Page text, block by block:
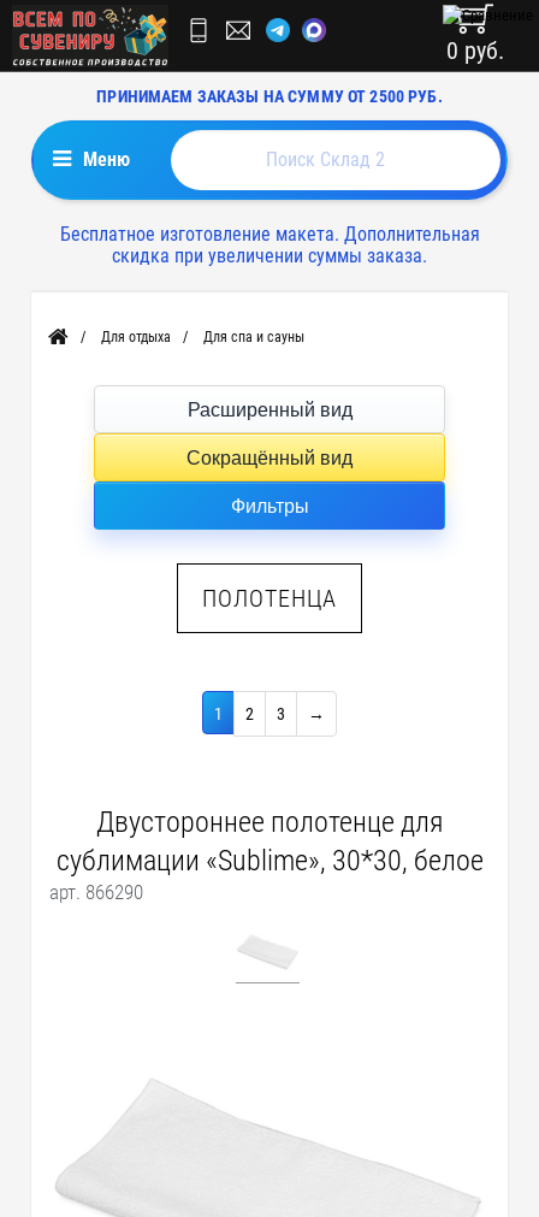
ПРИНИМАЕМ ЗАКАЗЫ НА СУММУ ОТ 2500 РУБ.
0 руб.
Меню
Бесплатное изготовление макета. Дополнительная
скидка при увеличении суммы заказа.
Главная Для отдыха Для спа и сауны
Расширенный вид
Сокращённый вид
Фильтры
ПОЛОТЕНЦА
1 2 3 →
Двустороннее полотенце для
сублимации «Sublime», 30*30, белое
арт. 866290